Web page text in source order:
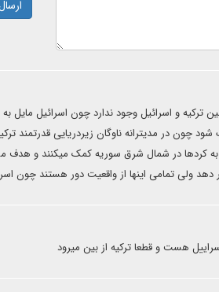
ترکیه و اسرائیل وجود ندارد چون اسرائیل
شود چون در مدیترانه ناوگان زیردریایی قدرتمند
به کردها در شمال شرق سوریه کمک میکنند و هدف
دهد ولی تمامی اینها از واقعیت دور هستند
هست و قطعا ترکیه از بین میرود